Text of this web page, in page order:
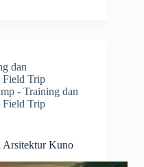
dan
Field Trip
- Training dan
Field Trip
Arsitektur Kuno